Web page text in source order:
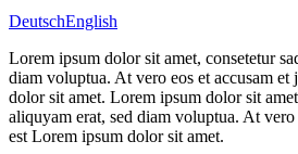
DeutschEnglish
Lorem ipsum dolor sit amet, consetetur
diam voluptua. At vero eos et accusam et
dolor sit amet. Lorem ipsum dolor sit
aliquyam erat, sed diam voluptua. At vero
est Lorem ipsum dolor sit amet.